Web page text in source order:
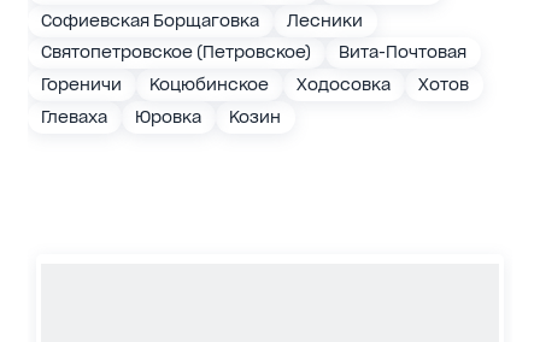
Софиевская Борщаговка
Лесники
Святопетровское (Петровское)
Вита-Почтовая
Гореничи
Коцюбинское Ходосовка
Хотов
Глеваха
Юровка Козин